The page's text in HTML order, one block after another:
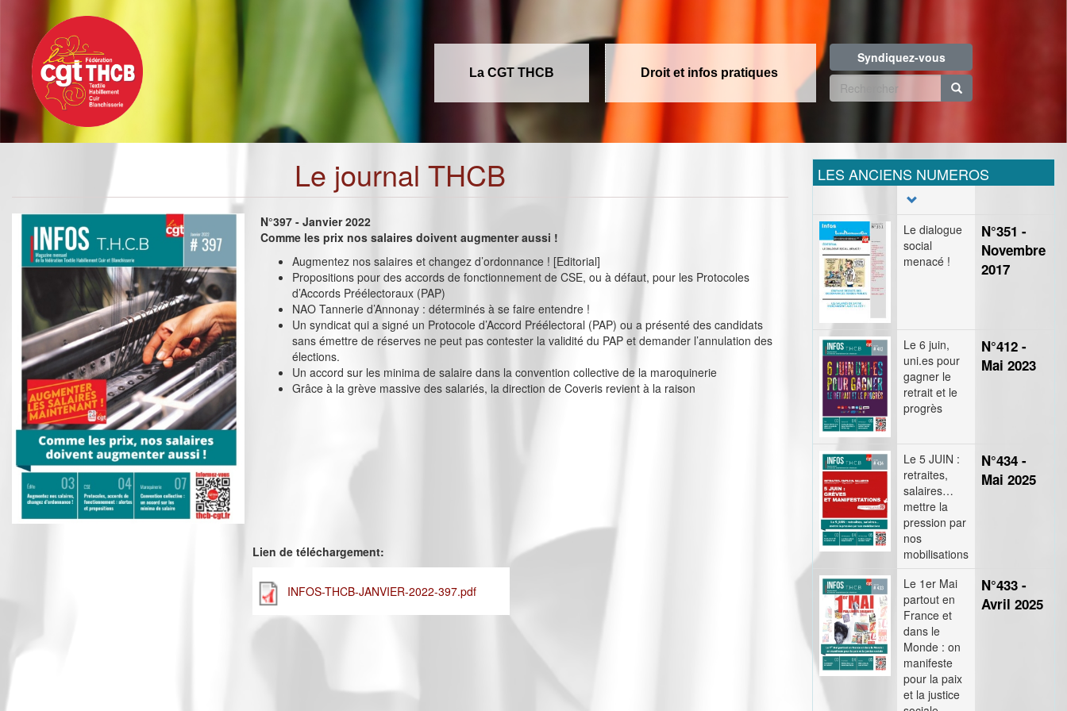
contenu
principal
La CGT THCB Droit et infos pratiques
Syndiquez-vous
Formulaire
recherche
Le journal THCB
N°397 - Janvier 2022
Comme les prix nos salaires doivent augmenter aussi !
Augmentez nos salaires et changez d’ordonnance ! [Editorial]
Propositions pour des accords de fonctionnement de CSE, ou à défaut, pour les Protocoles
d’Accords Préélectoraux (PAP)
NAO Tannerie d’Annonay : déterminés à se faire entendre !
Un syndicat qui a signé un Protocole d’Accord Préélectoral (PAP) ou a présenté des candidats
sans émettre de réserves ne peut pas contester la validité du PAP et demander l’annulation des
élections.
Un accord sur les minima de salaire dans la convention collective de la maroquinerie
Grâce à la grève massive des salariés, la direction de Coveris revient à la raison
Lien de téléchargement:
INFOS-THCB-JANVIER-2022-397.pdf
LES ANCIENS NUMEROS
Le dialogue
social
menacé !
N°351 -
Novembre
2017
Le 6 juin,
uni.es pour
gagner le
retrait et le
progrès
N°412 -
Mai 2023
Le 5 JUIN :
retraites,
salaires…
mettre la
pression par
nos
mobilisations
N°434 -
Mai 2025
Le 1er Mai
partout en
France et
dans le
Monde : on
manifeste
pour la paix
et la justice
N°433 -
Avril 2025